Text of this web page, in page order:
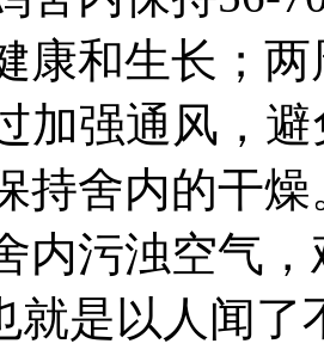
康和生长；
加强通风，
持舍内的干
内污浊空气
就是以人闻